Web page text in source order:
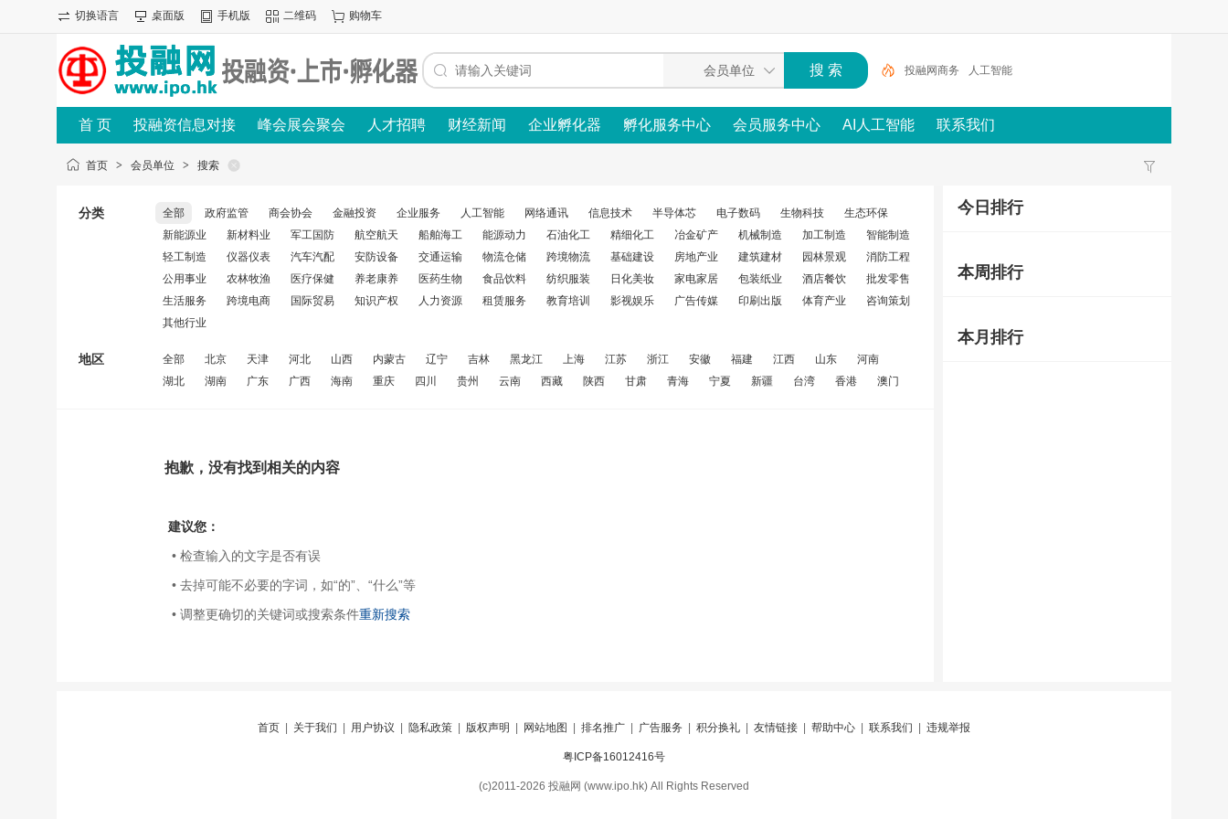
切换语言 桌面版 手机版 二维码 购物车
投融网商务 人工智能
首 页 投融资信息对接 峰会展会聚会 人才招聘 财经新闻 企业孵化器 孵化服务中心 会员服务中心 AI人工智能 联系我们
首页 > 会员单位 > 搜索
分类 全部 政府监管 商会协会 金融投资 企业服务 人工智能 网络通讯 信息技术 半导体芯 电子数码 生物科技
生态环保
新能源业
新材料业 军工国防 航空航天 船舶海工 能源动力 石油化工 精细化工 冶金矿产 机械制造 加工制造
智能制造
轻工制造
仪器仪表 汽车汽配 安防设备 交通运输 物流仓储 跨境物流 基础建设 房地产业 建筑建材 园林景观
消防工程
公用事业
农林牧渔 医疗保健 养老康养 医药生物 食品饮料 纺织服装 日化美妆 家电家居 包装纸业 酒店餐饮
批发零售
生活服务
跨境电商 国际贸易 知识产权 人力资源 租赁服务 教育培训 影视娱乐 广告传媒 印刷出版 体育产业
咨询策划
其他行业
地区 全部 北京 天津 河北 山西 内蒙古 辽宁 吉林 黑龙江 上海 江苏 浙江 安徽 福建 江西 山东
河南
湖北
湖南 广东 广西 海南 重庆 四川 贵州 云南 西藏 陕西 甘肃 青海 宁夏 新疆 台湾 香港 澳门
抱歉，没有找到相关的内容
建议您：
• 检查输入的文字是否有误
• 去掉可能不必要的字词，如“的”、“什么”等
• 调整更确切的关键词或搜索条件重新搜索
今日排行
本周排行
本月排行
首页 关于我们 用户协议 隐私政策 版权声明 网站地图 排名推广 广告服务 积分换礼 友情链接 帮助中心 联系我们 违规举报
粤ICP备16012416号
(c)2011-2026 投融网 (www.ipo.hk) All Rights Reserved